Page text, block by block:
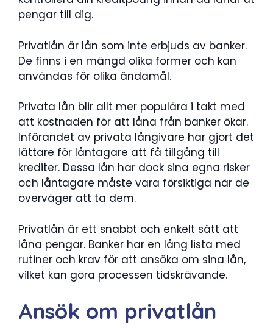
pengar till dig.
Privatlån är lån som inte erbjuds av banker.
De finns i en mängd olika former och kan
användas för olika ändamål.
Privata lån blir allt mer populära i takt med
att kostnaden för att låna från banker ökar.
Införandet av privata långivare har gjort det
lättare för låntagare att få tillgång till
krediter. Dessa lån har dock sina egna risker
och låntagare måste vara försiktiga när de
överväger att ta dem.
Privatlån är ett snabbt och enkelt sätt att
låna pengar. Banker har en lång lista med
rutiner och krav för att ansöka om sina lån,
vilket kan göra processen tidskrävande.
Ansök om privatlån